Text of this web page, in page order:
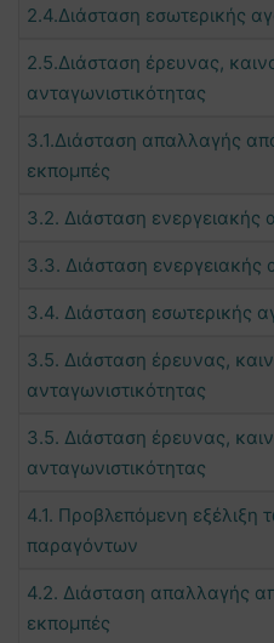
2.4.Διάσταση εσωτερικής
2.5.Διάσταση έρευνας,
ανταγωνιστικότητας
3.1.Διάσταση απαλλαγής
εκπομπές
3.2. Διάσταση ενεργειακής
3.3. Διάσταση ενεργειακής
3.4. Διάσταση εσωτερικής
3.5. Διάσταση έρευνας,
ανταγωνιστικότητας
3.5. Διάσταση έρευνας,
ανταγωνιστικότητας
4.1. Προβλεπόμενη
παραγόντων
4.2. Διάσταση απαλλαγής
εκπομπές